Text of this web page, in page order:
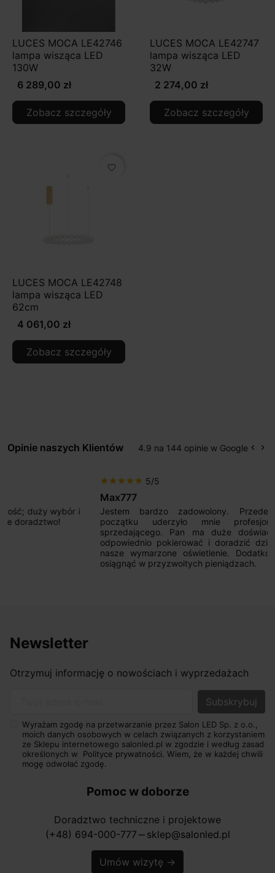
LUCES MOCA LE42746
lampa wisząca LED
130W
6 289,00 zł
Zobacz szczegóły
LUCES MOCA LE42747
lampa wisząca LED
32W
2 274,00 zł
Zobacz szczegóły
favorite_border
LUCES MOCA LE42748
lampa wisząca LED
62cm
4 061,00 zł
Zobacz szczegóły
Opinie naszych Klientów 4.9 na 144 opinie w Google keyboard_arrow_left keyboard_arrow_right
Jestem bardzo zadowolony. Przede wszystkim od
początku uderzyło mnie profesjonalne podejście
sprzedającego. Pan ma duże doświadczenie i potrafi
odpowiednio pokierować i doradzić dzięki czemu mamy
nasze wymarzone oświetlenie. Dodatkowo udało się to
osiągnąć w przyzwoitych pieniądzach.
Newsletter
Otrzymuj informację o nowościach i wyprzedażach
Wyrażam zgodę na przetwarzanie przez Salon LED Sp. z o.o.,
moich danych osobowych w celach związanych z korzystaniem
ze Sklepu internetowego salonled.pl w zgodzie i według zasad
określonych w Polityce prywatności. Wiem, że w każdej chwili
mogę odwołać zgodę.
Pomoc w doborze
Doradztwo techniczne i projektowe
(+48) 694-000-777 horizontal_rule sklep@salonled.pl
Umów wizytę →